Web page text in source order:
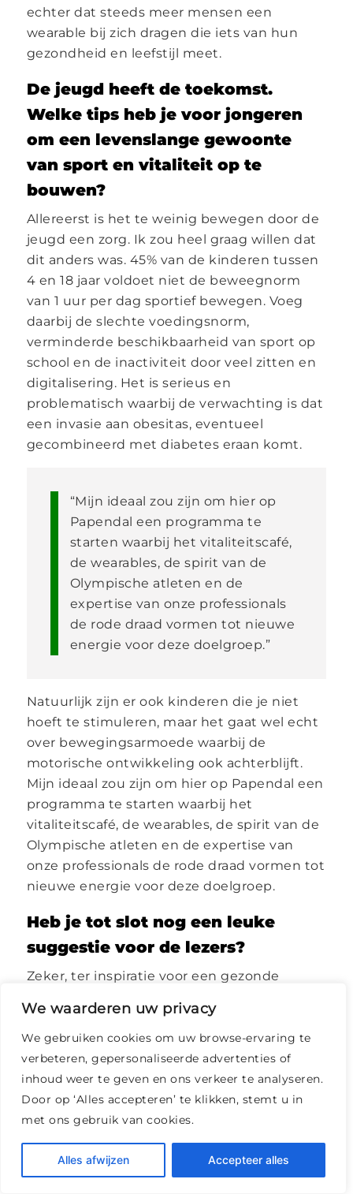
We waarderen uw privacy
We gebruiken cookies om uw browse-ervaring te
verbeteren, gepersonaliseerde advertenties of
inhoud weer te geven en ons verkeer te analyseren.
Door op ‘Alles accepteren’ te klikken, stemt u in
met ons gebruik van cookies.
Alles afwijzen Accepteer alles
echter dat steeds meer mensen een
wearable bij zich dragen die iets van hun
gezondheid en leefstijl meet.
De jeugd heeft de toekomst.
Welke tips heb je voor jongeren
om een levenslange gewoonte
van sport en vitaliteit op te
bouwen?
Allereerst is het te weinig bewegen door de
jeugd een zorg. Ik zou heel graag willen dat
dit anders was. 45% van de kinderen tussen
4 en 18 jaar voldoet niet de beweegnorm
van 1 uur per dag sportief bewegen. Voeg
daarbij de slechte voedingsnorm,
verminderde beschikbaarheid van sport op
school en de inactiviteit door veel zitten en
digitalisering. Het is serieus en
problematisch waarbij de verwachting is dat
een invasie aan obesitas, eventueel
gecombineerd met diabetes eraan komt.
“Mijn ideaal zou zijn om hier op
Papendal een programma te
starten waarbij het vitaliteitscafé,
de wearables, de spirit van de
Olympische atleten en de
expertise van onze professionals
de rode draad vormen tot nieuwe
energie voor deze doelgroep.”
Natuurlijk zijn er ook kinderen die je niet
hoeft te stimuleren, maar het gaat wel echt
over bewegingsarmoede waarbij de
motorische ontwikkeling ook achterblijft.
Mijn ideaal zou zijn om hier op Papendal een
programma te starten waarbij het
vitaliteitscafé, de wearables, de spirit van de
Olympische atleten en de expertise van
onze professionals de rode draad vormen tot
nieuwe energie voor deze doelgroep.
Heb je tot slot nog een leuke
suggestie voor de lezers?
Zeker, ter inspiratie voor een gezonde
de Netflix-serie ‘Live to 100: Secrets of the
Blue Zones’ en het boek ‘Ikigai: Het Japanse
geheim voor een lang en gelukkig leven’ te
lezen.
De verbouwing van het fysieke
vitaliteitscentrum op Papendal vindt nu